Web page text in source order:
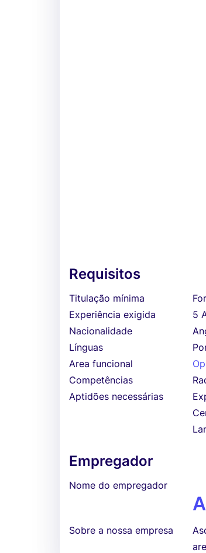
Requisitos
Titulação mínima
Experiência exigida
5
Nacionalidade
Línguas
Area funcional
Competências
Aptidões necessárias
Empregador
Nome do empregador
Sobre a nossa empresa